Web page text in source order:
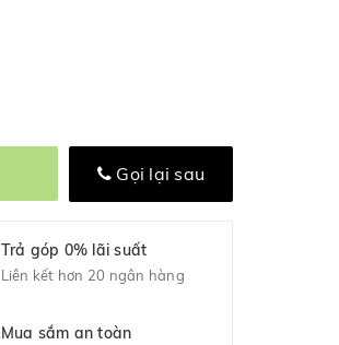
Gọi lại sau
Trả góp 0% lãi suất
Liên kết hơn 20 ngân hàng
Mua sắm an toàn